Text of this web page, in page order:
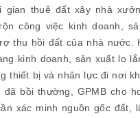
gian thuê đất xây nhà
công việc kinh doanh,
thu hồi đất của nhà nước.
kinh doanh, sản xuất lo
thiết bị và nhân lực đi nơi
đã bồi thường, GPMB cho
xác minh nguồn gốc đất,